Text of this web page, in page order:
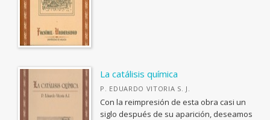
Biblioteca Contemporánea
Fuera de colección
Ver todas... (33)
OTRAS PUBLICACIONES
Coediciones
La catálisis química
P. EDUARDO VITORIA S. J.
Con la reimpresión de esta obra casi un
siglo después de su aparición, deseamos